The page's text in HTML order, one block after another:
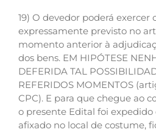
19) O devedor poderá
expressamente previsto no
momento anterior à
dos bens. EM HIPÓTESE
DEFERIDA TAL
REFERIDOS MOMENTOS
CPC). E para que chegue ao
o presente Edital foi expedido
afixado no local de costume,